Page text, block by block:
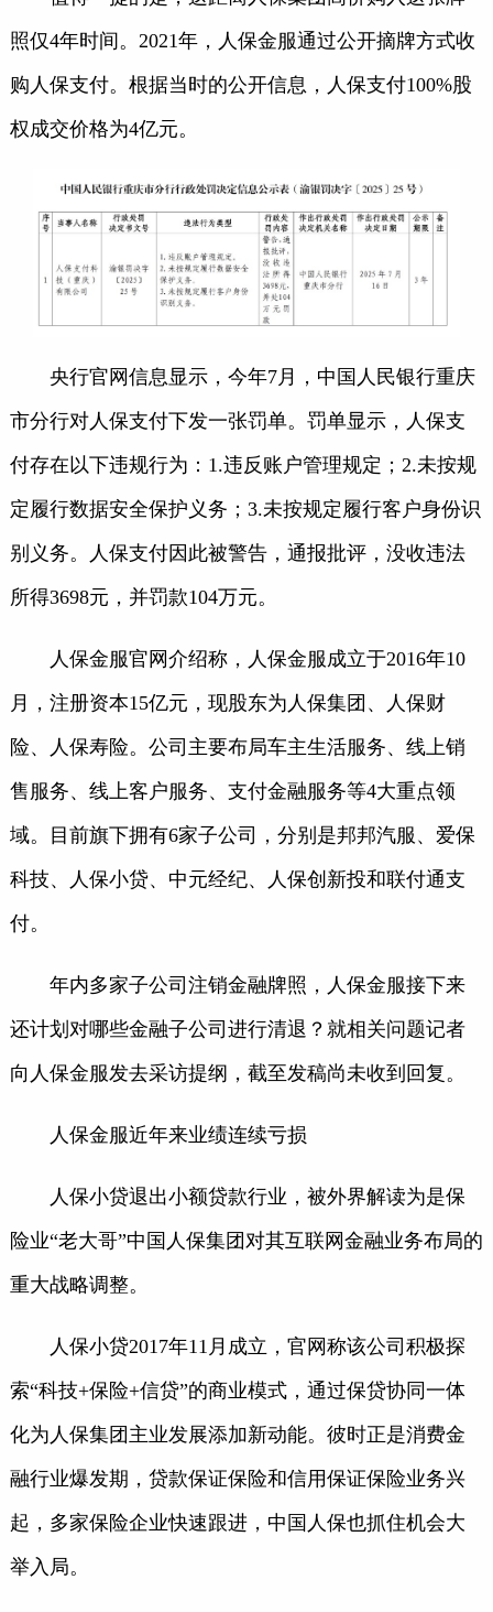
照仅4年时间。2021年，人保金服通过公开摘牌方式收
购人保支付。根据当时的公开信息，人保支付100%股
权成交价格为4亿元。
央行官网信息显示，今年7月，中国人民银行重庆
市分行对人保支付下发一张罚单。罚单显示，人保支
付存在以下违规行为：1.违反账户管理规定；2.未按规
定履行数据安全保护义务；3.未按规定履行客户身份识
别义务。人保支付因此被警告，通报批评，没收违法
所得3698元，并罚款104万元。
人保金服官网介绍称，人保金服成立于2016年10
月，注册资本15亿元，现股东为人保集团、人保财
险、人保寿险。公司主要布局车主生活服务、线上销
售服务、线上客户服务、支付金融服务等4大重点领
域。目前旗下拥有6家子公司，分别是邦邦汽服、爱保
科技、人保小贷、中元经纪、人保创新投和联付通支
付。
年内多家子公司注销金融牌照，人保金服接下来
还计划对哪些金融子公司进行清退？就相关问题记者
向人保金服发去采访提纲，截至发稿尚未收到回复。
人保金服近年来业绩连续亏损
人保小贷退出小额贷款行业，被外界解读为是保
险业“老大哥”中国人保集团对其互联网金融业务布局的
重大战略调整。
人保小贷2017年11月成立，官网称该公司积极探
索“科技+保险+信贷”的商业模式，通过保贷协同一体
化为人保集团主业发展添加新动能。彼时正是消费金
融行业爆发期，贷款保证保险和信用保证保险业务兴
起，多家保险企业快速跟进，中国人保也抓住机会大
举入局。